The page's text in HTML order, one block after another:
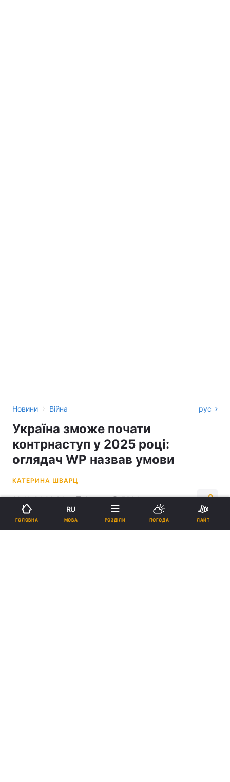
Новини › Війна рус
Україна зможе почати
контрнаступ у 2025 році:
оглядач WP назвав умови
КАТЕРИНА ШВАРЦ
20:11, 24.09.24 2 хв. 5384
Підпишіться на нас в Google
ГОЛОВНА
RU
МОВА РОЗДІЛИ ПОГОДА ЛАЙТ